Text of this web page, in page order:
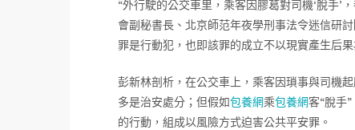
“外行駛的公交車里，乘客因膠葛對司機‘脫手’
會副秘書長、北京師范年夜學刑事法令迷信研
罪是行動犯，也即該罪的成立不以現實產生后
彭新林剖析，在公交車上，乘客因瑣事與司機
多是治安處分；但假如包養網乘包養網客“脫手
的行動，組成以風險方式迫害公共平安罪。